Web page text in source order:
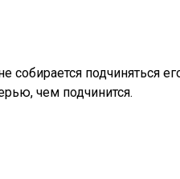
подчиняться
чем подчинится.